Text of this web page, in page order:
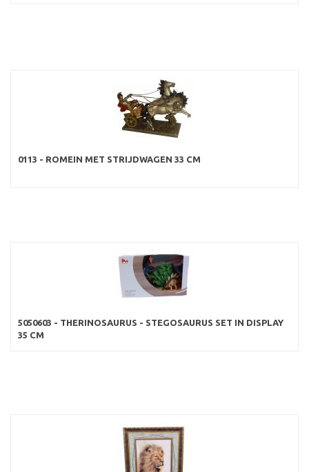
0113 - ROMEIN MET STRIJDWAGEN 33 CM
5050603 - THERINOSAURUS - STEGOSAURUS SET IN DISPLAY
35 CM